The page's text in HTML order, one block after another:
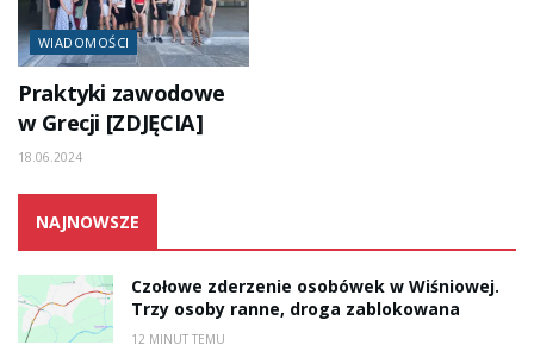
WIADOMOŚCI
Praktyki zawodowe
w Grecji [ZDJĘCIA]
18.06.2024
NAJNOWSZE
Czołowe zderzenie osobówek w Wiśniowej.
Trzy osoby ranne, droga zablokowana
12 MINUT TEMU